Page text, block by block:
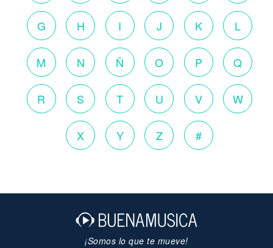
G H I J K L
M N Ñ O P Q
R S T U V W
X Y Z #
¡Somos lo que te mueve!